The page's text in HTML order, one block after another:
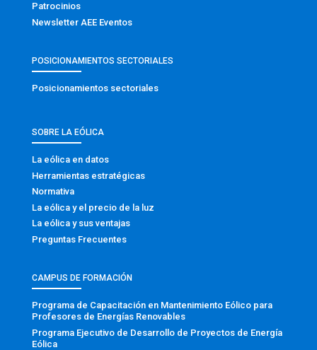
Patrocinios
Newsletter AEE Eventos
POSICIONAMIENTOS SECTORIALES
Posicionamientos sectoriales
SOBRE LA EÓLICA
La eólica en datos
Herramientas estratégicas
Normativa
La eólica y el precio de la luz
La eólica y sus ventajas
Preguntas Frecuentes
CAMPUS DE FORMACIÓN
Programa de Capacitación en Mantenimiento Eólico para
Profesores de Energías Renovables
Programa Ejecutivo de Desarrollo de Proyectos de Energía
Eólica